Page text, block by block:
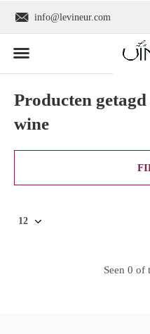
info@levineur.com
Producten
wine
Seen 0 of